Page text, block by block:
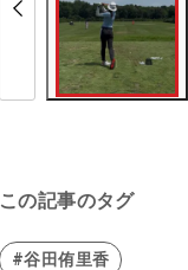
この記事のタグ
#谷田侑里香